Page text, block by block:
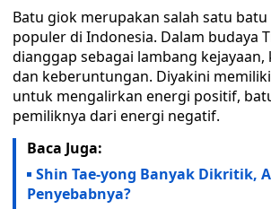
Batu giok merupakan salah satu
populer di Indonesia. Dalam budaya
dianggap sebagai lambang kejayaan,
dan keberuntungan. Diyakini
untuk mengalirkan energi positif,
pemiliknya dari energi negatif.
Baca Juga:
Shin Tae-yong Banyak Dikritik,
Penyebabnya?